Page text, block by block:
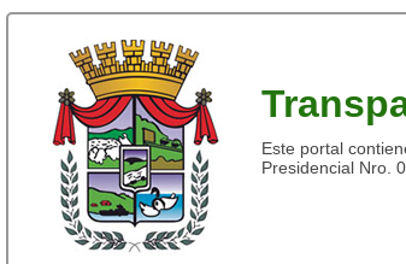
Este portal
Presidencial Nro.